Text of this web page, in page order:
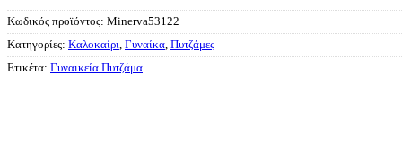
Κωδικός προϊόντος: Minerva53122
Κατηγορίες: Καλοκαίρι, Γυναίκα, Πυτζάμες
Ετικέτα: Γυναικεία Πυτζάμα